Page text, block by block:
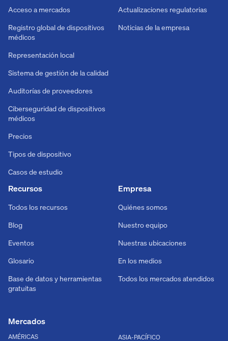
Actualizaciones regulatorias
Noticias de la empresa
Acceso a mercados
Registro global de dispositivos
médicos
Representación local
Sistema de gestión de la calidad
Auditorías de proveedores
Ciberseguridad de dispositivos
médicos
Precios
Tipos de dispositivo
Casos de estudio
Recursos
Todos los recursos
Blog
Eventos
Glosario
Base de datos y herramientas
gratuitas
Empresa
Quiénes somos
Nuestro equipo
Nuestras ubicaciones
En los medios
Todos los mercados atendidos
Mercados
AMÉRICAS ASIA-PACÍFICO